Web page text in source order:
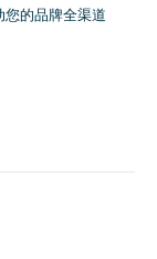
的品牌全渠道